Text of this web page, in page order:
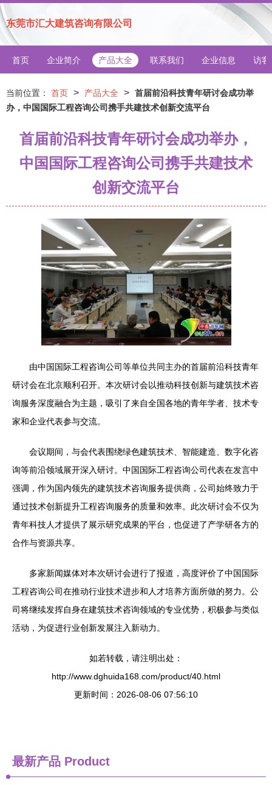
东莞市汇大建筑咨询有限公司
首页 企业简介 产品大全 联系我们 企业信息 访客
当前位置： 首页 > 产品大全 > 首届前沿科技青年研讨会成功举
办，中国国际工程咨询公司携手共建技术创新交流平台
首届前沿科技青年研讨会成功举办，
中国国际工程咨询公司携手共建技术
创新交流平台
由中国国际工程咨询公司等单位共同主办的首届前沿科技青年
研讨会在北京顺利召开。本次研讨会以推动科技创新与建筑技术咨
询服务深度融合为主题，吸引了来自全国各地的青年学者、技术专
家和企业代表参与交流。
会议期间，与会代表围绕绿色建筑技术、智能建造、数字化咨
询等前沿领域展开深入研讨。中国国际工程咨询公司代表在发言中
强调，作为国内领先的建筑技术咨询服务提供商，公司始终致力于
通过技术创新提升工程咨询服务的质量和效率。此次研讨会不仅为
青年科技人才提供了展示研究成果的平台，也促进了产学研各方的
合作与资源共享。
多家新闻媒体对本次研讨会进行了报道，高度评价了中国国际
工程咨询公司在推动行业技术进步和人才培养方面所做的努力。公
司将继续发挥自身在建筑技术咨询领域的专业优势，积极参与类似
活动，为促进行业创新发展注入新动力。
如若转载，请注明出处：
http://www.dghuida168.com/product/40.html
更新时间：2026-08-06 07:56:10
最新产品 Product